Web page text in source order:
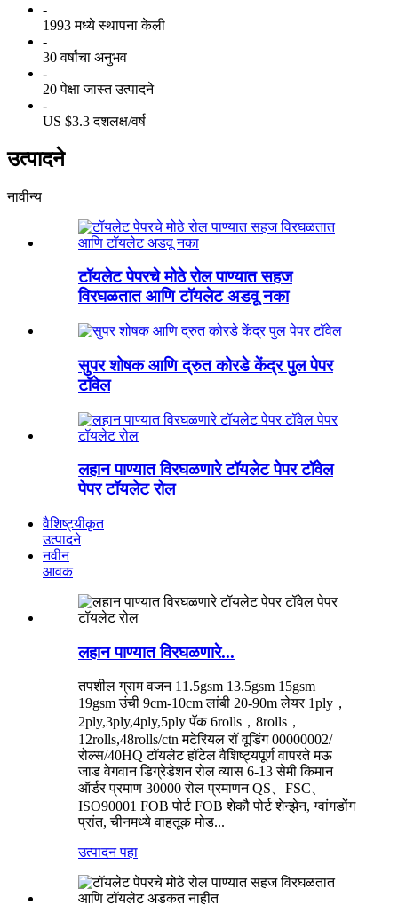
-
1993 मध्ये स्थापना केली
-
30 वर्षांचा अनुभव
-
20 पेक्षा जास्त उत्पादने
-
US $3.3 दशलक्ष/वर्ष
उत्पादने
नावीन्य
टॉयलेट पेपरचे मोठे रोल पाण्यात सहज
विरघळतात आणि टॉयलेट अडवू नका
सुपर शोषक आणि द्रुत कोरडे केंद्र पुल पेपर
टॉवेल
लहान पाण्यात विरघळणारे टॉयलेट पेपर टॉवेल
पेपर टॉयलेट रोल
वैशिष्ट्यीकृत
उत्पादने
नवीन
आवक
लहान पाण्यात विरघळणारे...
तपशील ग्राम वजन 11.5gsm 13.5gsm 15gsm
19gsm उंची 9cm-10cm लांबी 20-90m लेयर 1ply，
2ply,3ply,4ply,5ply पॅक 6rolls，8rolls，
12rolls,48rolls/ctn मटेरियल रॉ वूडिंग 00000002/
रोल्स/40HQ टॉयलेट हॉटेल वैशिष्ट्यपूर्ण वापरते मऊ
जाड वेगवान डिग्रेडेशन रोल व्यास 6-13 सेमी किमान
ऑर्डर प्रमाण 30000 रोल प्रमाणन QS、FSC、
ISO90001 FOB पोर्ट FOB शेकौ पोर्ट शेन्झेन, ग्वांगडोंग
प्रांत, चीनमध्ये वाहतूक मोड...
उत्पादन पहा